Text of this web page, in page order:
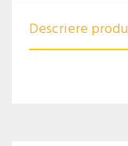
Descriere